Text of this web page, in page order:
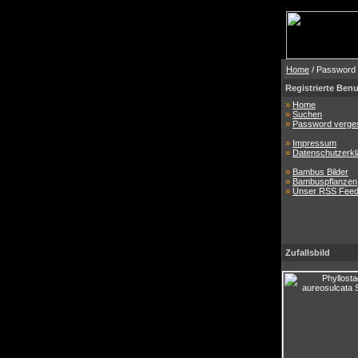
Home /
Registrierte
» Home
» Suchen
» Password
» Impressum
»
» Bambus Bilder
» Bambuspflanzen
» Unser RSS Feed
Zufallsbild